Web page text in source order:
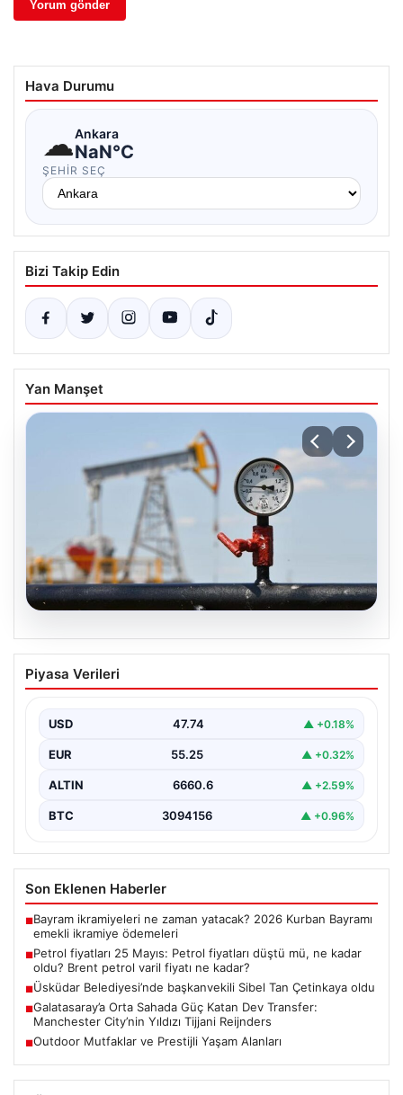
Hava Durumu
☁Ankara
NaN°C
ŞEHIR SEÇ
Bizi Takip Edin
Yan Manşet
06.08.2026
Petrol fiyatları 25 Mayıs: Petrol fiyatları
düştü mü, ne kadar oldu? Brent petrol
Piyasa Verileri
USD 47.74 ▲ +0.18%
EUR 55.25 ▲ +0.32%
ALTIN 6660.6 ▲ +2.59%
BTC 3094156 ▲ +0.96%
Son Eklenen Haberler
■Bayram ikramiyeleri ne zaman yatacak? 2026 Kurban Bayramı
emekli ikramiye ödemeleri
■Petrol fiyatları 25 Mayıs: Petrol fiyatları düştü mü, ne kadar
oldu? Brent petrol varil fiyatı ne kadar?
■Üsküdar Belediyesi’nde başkanvekili Sibel Tan Çetinkaya oldu
■Galatasaray’a Orta Sahada Güç Katan Dev Transfer:
Manchester City’nin Yıldızı Tijjani Reijnders
■Outdoor Mutfaklar ve Prestijli Yaşam Alanları